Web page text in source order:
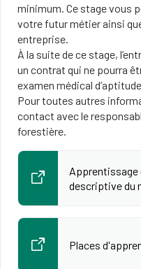
minimum. Ce stage vous
votre futur métier ainsi
entreprise.
À la suite de ce stage,
un contrat qui ne pourra
examen médical
Pour toutes autres
contact avec le
forestière.
Apprentissage
descriptive du
Places